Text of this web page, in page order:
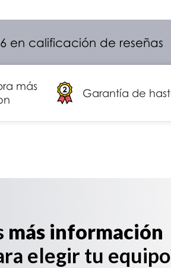
en calificación de reseñas
más
Garantía de
más información
elegir tu